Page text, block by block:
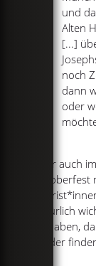
und
Alten
[...]
noch
dann
oder
Aber auch
natürlich
zu haben,
wieder